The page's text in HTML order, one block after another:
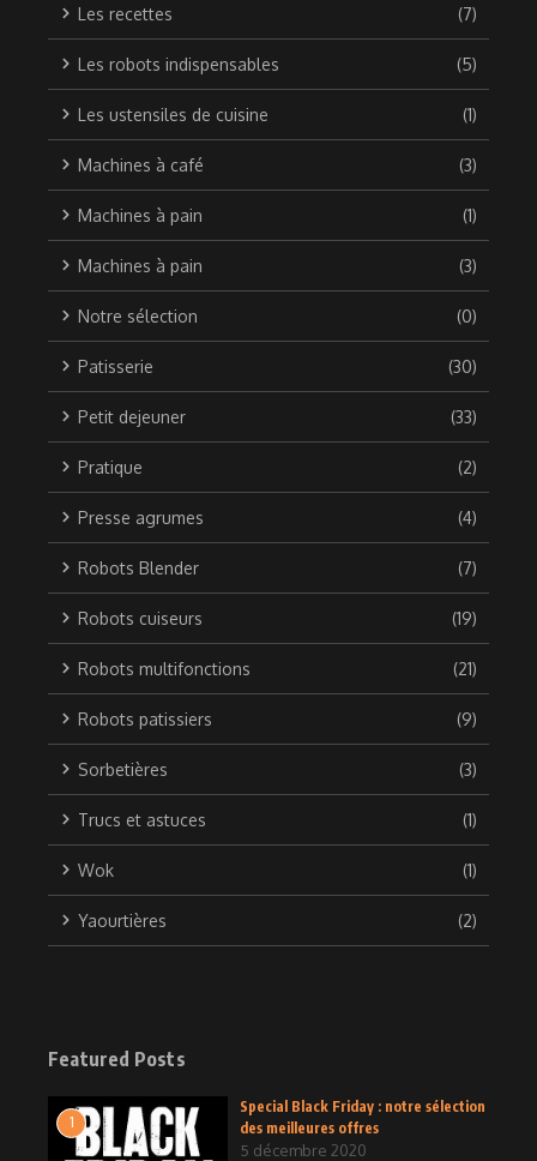
Les recettes (7)
Les robots indispensables (5)
Les ustensiles de cuisine (1)
Machines à café (3)
Machines à pain (1)
Machines à pain (3)
Notre sélection (0)
Patisserie (30)
Petit dejeuner (33)
Pratique (2)
Presse agrumes (4)
Robots Blender (7)
Robots cuiseurs (19)
Robots multifonctions (21)
Robots patissiers (9)
Sorbetières (3)
Trucs et astuces (1)
Wok (1)
Yaourtières (2)
Featured Posts
1
Special Black Friday : notre sélection
des meilleures offres
5 décembre 2020